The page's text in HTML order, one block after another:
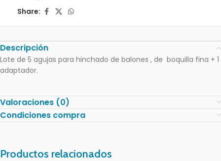
Share:
Descripción
Lote de 5 agujas para hinchado de balones , de boquilla fina + 1
adaptador.
Valoraciones (0)
Condiciones compra
Productos relacionados